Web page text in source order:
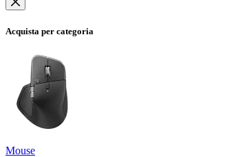
Acquista per categoria
Mouse